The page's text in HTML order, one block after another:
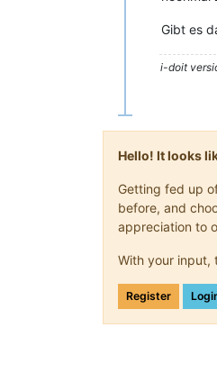
Gibt es
i-doit
Hello! It looks
Getting fed up
before, and
appreciation to
With your input,
Register